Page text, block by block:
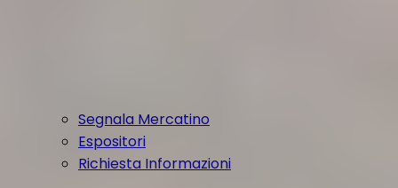
Segnala Mercatino
Espositori
Richiesta Informazioni